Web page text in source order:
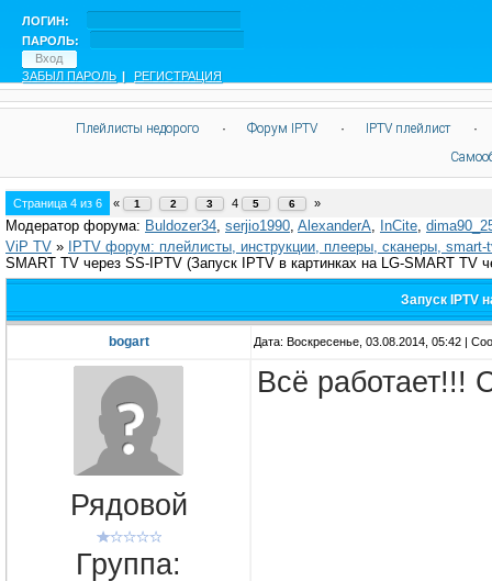
ЛОГИН:
ПАРОЛЬ:
ЗАБЫЛ ПАРОЛЬ | РЕГИСТРАЦИЯ
Плейлисты недорого · Форум IPTV · IPTV плейлист
·
Страница 4 из 6 « 1 2 3 4 5 6 »
Модератор форума: Buldozer34, serjio1990, AlexanderA, InCite,
ViP TV »
IPTV форум: плейлисты, инструкции, плееры, сканеры, smart-
SMART TV через SS-IPTV (Запуск IPTV в картинках на LG-SMART TV
Запуск IPTV
bogart Дата: Воскресенье, 03.08.2014, 05:42 |
Рядовой
Группа:
Всё работает!!!